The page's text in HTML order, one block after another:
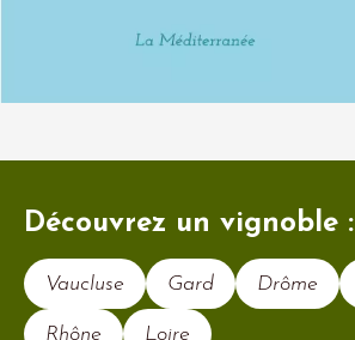
Découvrez un vignoble :
Vaucluse Gard Drôme
Rhône Loire